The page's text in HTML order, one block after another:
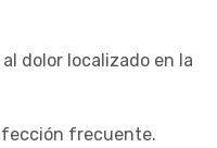
dolor localizado en la
frecuente.